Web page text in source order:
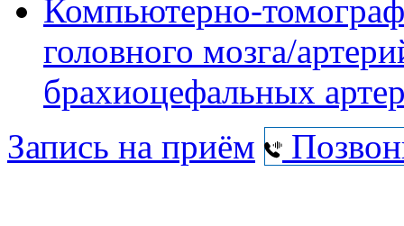
Компьютерно-
головного мозга/
брахиоцефальных
Запись на приём